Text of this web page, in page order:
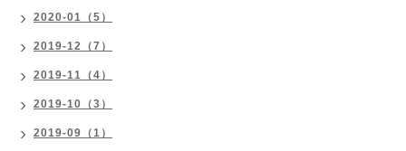
2020-01（5）
2019-12（7）
2019-11（4）
2019-10（3）
2019-09（1）